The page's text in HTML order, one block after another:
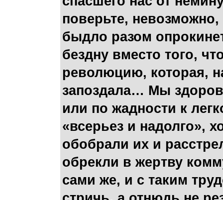
поверьте,
быдло разом
бездну вместо того,
революцию, которая,
запоздала… Мы
или по жадности к
«всерьез и надолго»,
обобрали их и
обрекли в жертву
сами же, и с таким